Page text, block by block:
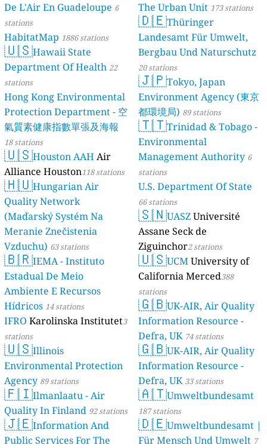
De L'Air En Guadeloupe 6
stations
HabitatMap 1886 stations
🇺🇸Hawaii State
Department Of Health 22
stations
Hong Kong Environmental
Protection Department - 空
氣質素健康指數單張及海報
18 stations
🇺🇸Houston AAH Air
Alliance Houston118 stations
🇭🇺Hungarian Air
Quality Network
(Maďarský Systém Na
Meranie Znečistenia
Vzduchu) 63 stations
🇧🇷IEMA - Instituto
Estadual De Meio
Ambiente E Recursos
Hídricos 14 stations
IFRO Karolinska Institutet3
stations
🇺🇸Illinois
Environmental Protection
Agency 89 stations
🇫🇮Ilmanlaatu - Air
Quality In Finland 92 stations
🇯🇪Information And
Public Services For The
The Urban Unit 173 stations
🇩🇪Thüringer
Landesamt Für Umwelt,
Bergbau Und Naturschutz
20 stations
🇯🇵Tokyo, Japan
Environment Agency (東京
都環境局) 89 stations
🇹🇹Trinidad & Tobago -
Environmental
Management Authority 6
stations
U.S. Department Of State
66 stations
🇸🇳UASZUniversité
Assane Seck de
Ziguinchor2 stations
🇺🇸UCMUniversity of
California Merced388
stations
🇬🇧UK-AIR, Air Quality
Information Resource -
Defra, UK 74 stations
🇬🇧UK-AIR, Air Quality
Information Resource -
Defra, UK 33 stations
🇦🇹Umweltbundesamt
187 stations
🇩🇪Umweltbundesamt |
Für Mensch Und Umwelt 7